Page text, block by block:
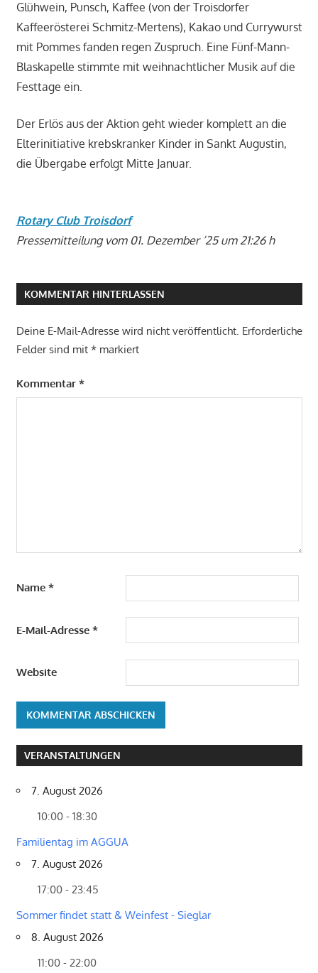
Glühwein, Punsch, Kaffee (von der Troisdorfer
Kaffeerösterei Schmitz-Mertens), Kakao und Currywurst
mit Pommes fanden regen Zuspruch. Eine Fünf-Mann-
Blaskapelle stimmte mit weihnachtlicher Musik auf die
Festtage ein.
Der Erlös aus der Aktion geht wieder komplett an die
Elterinitiative krebskranker Kinder in Sankt Augustin,
die Übergabe erfolgt Mitte Januar.
Rotary Club Troisdorf
Pressemitteilung vom 01. Dezember ’25 um 21:26 h
KOMMENTAR HINTERLASSEN
Deine E-Mail-Adresse wird nicht veröffentlicht. Erforderliche
Felder sind mit *markiert
Kommentar *
Name *
E-Mail-Adresse *
Website
VERANSTALTUNGEN
7. August 2026
10:00 - 18:30
Familientag im AGGUA
7. August 2026
17:00 - 23:45
Sommer findet statt & Weinfest - Sieglar
8. August 2026
11:00 - 22:00